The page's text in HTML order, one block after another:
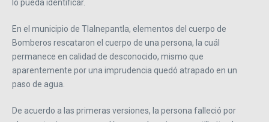
lo pueda identificar.
En el municipio de Tlalnepantla, elementos del cuerpo de
Bomberos rescataron el cuerpo de una persona, la cuál
permanece en calidad de desconocido, mismo que
aparentemente por una imprudencia quedó atrapado en un
paso de agua.
De acuerdo a las primeras versiones, la persona falleció por